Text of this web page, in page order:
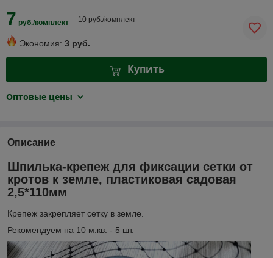
7 руб./комплект 10 руб./комплект
Экономия: 3 руб.
Купить
Оптовые цены
Описание
Шпилька-крепеж для фиксации сетки от
кротов к земле, пластиковая садовая
2,5*110мм
Крепеж закрепляет сетку в земле.
Рекомендуем на 10 м.кв. - 5 шт.